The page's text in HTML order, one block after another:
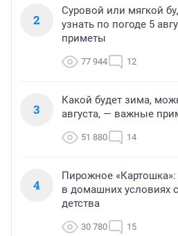
2
Суровой или мягкой
узнать по погоде 5
приметы
77 944 12
3
Какой будет зима,
августа, — важные
51 880 14
4
Пирожное
в домашних условиях
детства
30 780 15